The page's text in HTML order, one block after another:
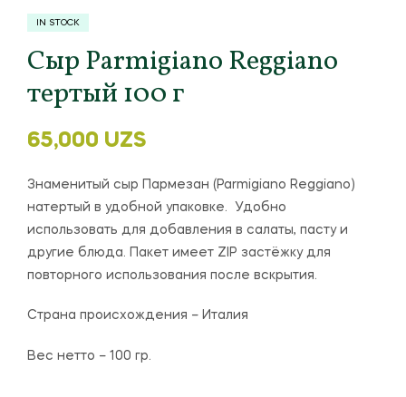
IN STOCK
Сыр Parmigiano Reggiano
тертый 100 г
65,000 UZS
Знаменитый сыр Пармезан (Parmigiano Reggiano)
натертый в удобной упаковке. Удобно
использовать для добавления в салаты, пасту и
другие блюда. Пакет имеет ZIP застёжку для
повторного использования после вскрытия.
Страна происхождения – Италия
Вес нетто – 100 гр.